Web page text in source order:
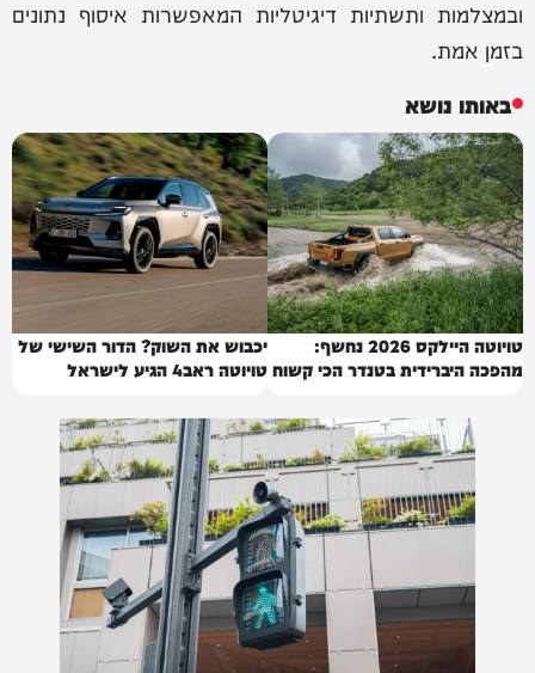
ובמצלמות ותשתיות דיגיטליות המאפשרות איסוף נתונים
בזמן אמת.
באותו נושא
טויוטה היילקס 2026 נחשף:
מהפכה היברידית בטנדר הכי קשוח
יכבוש את השוק? הדור השישי של
טויוטה ראב4 הגיע לישראל